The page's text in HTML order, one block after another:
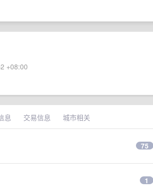
+08:00
息 交易信息 城市相关
75
1